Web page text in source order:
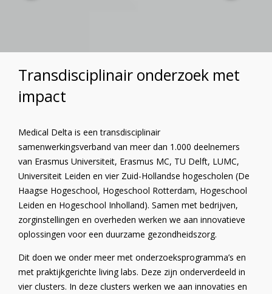
Transdisciplinair onderzoek met
impact
Medical Delta is een transdisciplinair
samenwerkingsverband van meer dan 1.000 deelnemers
van Erasmus Universiteit, Erasmus MC, TU Delft, LUMC,
Universiteit Leiden en vier Zuid-Hollandse hogescholen (De
Haagse Hogeschool, Hogeschool Rotterdam, Hogeschool
Leiden en Hogeschool Inholland). Samen met bedrijven,
zorginstellingen en overheden werken we aan innovatieve
oplossingen voor een duurzame gezondheidszorg.
Dit doen we onder meer met onderzoeksprogramma’s en
met praktijkgerichte living labs. Deze zijn onderverdeeld in
vier clusters. In deze clusters werken we aan innovaties en